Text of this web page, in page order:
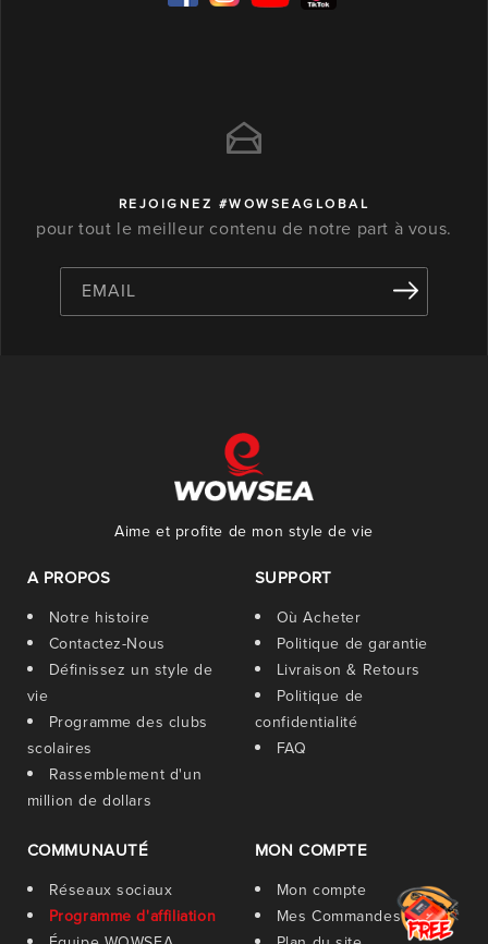
REJOIGNEZ #WOWSEAGLOBAL
pour tout le meilleur contenu de notre part à vous.
EMAIL
Aime et profite de mon style de vie
A PROPOS
Notre histoire
Contactez-Nous
Définissez un style de
vie
Programme des clubs
scolaires
Rassemblement d'un
million de dollars
SUPPORT
Où Acheter
Politique de garantie
Livraison & Retours
Politique de
confidentialité
FAQ
COMMUNAUTÉ
Réseaux sociaux
Programme d'affiliation
MON COMPTE
Mon compte
Mes Commandes